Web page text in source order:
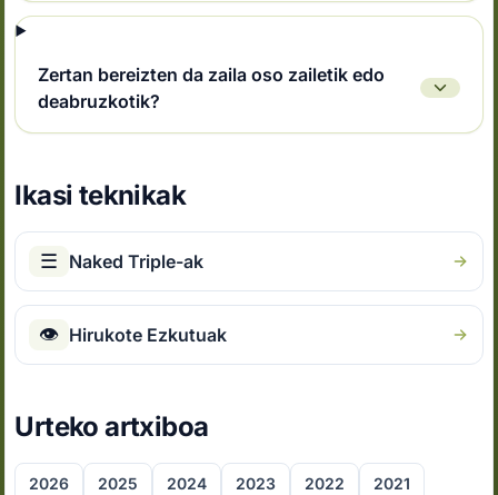
Zertan bereizten da zaila oso zailetik edo
deabruzkotik?
Ikasi teknikak
☰ Naked Triple-ak
👁 Hirukote Ezkutuak
Urteko artxiboa
2026 2025 2024 2023 2022 2021